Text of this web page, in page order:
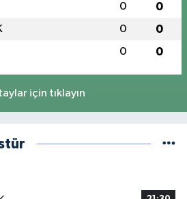
0 0
0 0
0 0
için tıklayın